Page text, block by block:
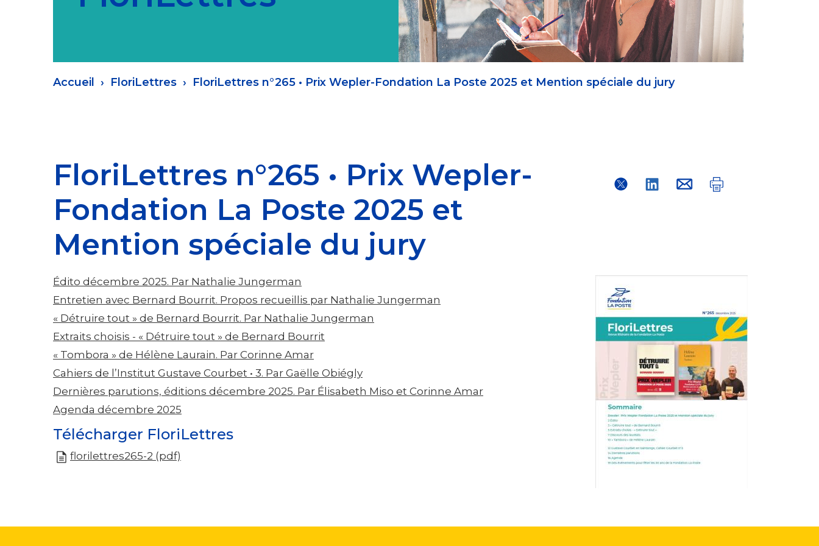
Fil
Accueil FloriLettres FloriLettres n°265 • Prix Wepler-Fondation La Poste 2025 et Mention spéciale du jury
FloriLettres n°265 • Prix Wepler-
Fondation La Poste 2025 et
Mention spéciale du jury
Édito décembre 2025. Par Nathalie Jungerman
Entretien avec Bernard Bourrit. Propos recueillis par Nathalie Jungerman
« Détruire tout » de Bernard Bourrit. Par Nathalie Jungerman
Extraits choisis - « Détruire tout » de Bernard Bourrit
« Tombora » de Hélène Laurain. Par Corinne Amar
Cahiers de l’Institut Gustave Courbet • 3. Par Gaëlle Obiégly
Dernières parutions, éditions décembre 2025. Par Élisabeth Miso et Corinne Amar
Agenda décembre 2025
Télécharger FloriLettres
florilettres265-2 (pdf)